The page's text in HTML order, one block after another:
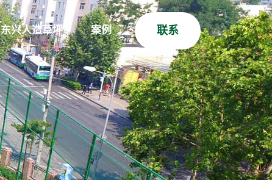
东兴人造草坪 案例 联系